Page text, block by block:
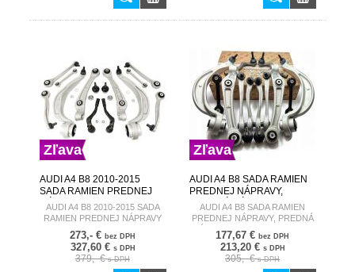
Zľava
AUDI A4 B8 2010-2015
SADA RAMIEN PREDNEJ
NÁPRAVY 2011-2016
AUDI A4 B8 2010-2015 SADA
RAMIEN PREDNEJ NÁPRAVY
2011-2016
273,- € bez DPH
327,60 € s DPH
379,- €s DPH
Zľava
AUDI A4 B8 SADA RAMIEN
PREDNEJ NÁPRAVY,
PREDNÁ NÁPRAVA
SO.10.A4-SET AUDI A4 B8
2007-2015
AUDI A4 B8 SADA RAMIEN
PREDNEJ NÁPRAVY, PREDNÁ
NÁPRAVA SO.10.A4-SET AUDI
A4 B8 2007-2015
177,67 € bez DPH
213,20 € s DPH
305,- €s DPH